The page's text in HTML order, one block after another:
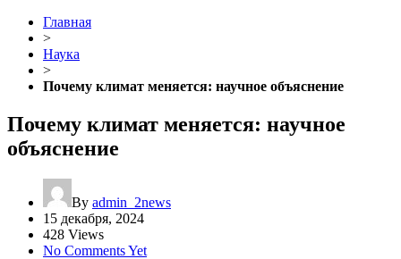
Главная
>
Наука
>
Почему климат меняется: научное объяснение
Почему климат меняется: научное
объяснение
By admin_2news
15 декабря, 2024
428 Views
No Comments Yet